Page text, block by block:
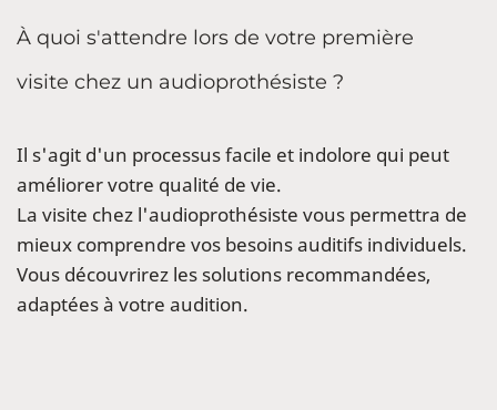
À quoi s'attendre lors de votre première
visite chez un audioprothésiste ?
Il s'agit d'un processus facile et indolore qui peut
améliorer votre qualité de vie.
La visite chez l'audioprothésiste vous permettra de
mieux comprendre vos besoins auditifs individuels.
Vous découvrirez les solutions recommandées,
adaptées à votre audition.